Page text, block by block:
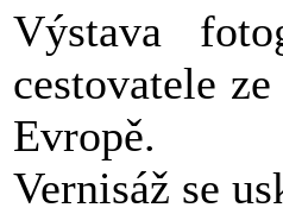
Výstava
cestovatele
Evropě.
Vernisáž se